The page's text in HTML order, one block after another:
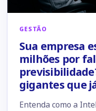
GESTÃO
Sua empresa
milhões por
gigantes que
Entenda como a